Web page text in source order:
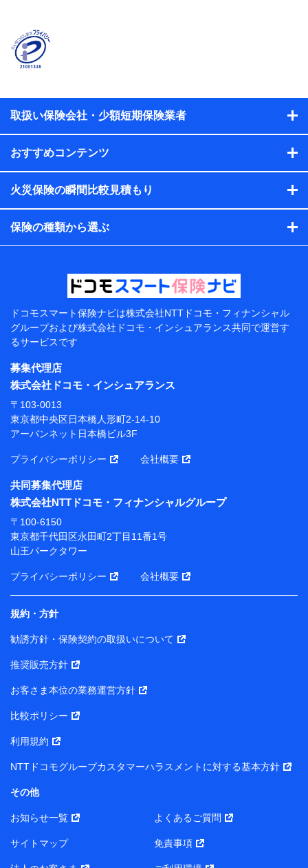
当社又は株式会社NTTドコモが提供する保険関連サービスに
おけるユーザ登録受付および管理のため
当社又は株式会社NTTドコモと取引のあるもしくは委託を受
れらに付帯、関連する当社、株式会社NTTドコモおよび提携
会社のサービスを案内、提供するため
析して、お客さまの趣味・嗜好・傾向に応じたサービス・商
各種セミナーの開催のため
コンサルティングサービスの実施のため
アンケートやキャンペーン等の実施のため
上記に係る案内・手続き・管理等付帯業務を行うため
当該個人データを取り扱う各共同利用者（詳細は次のと
東京都千代田区永田町2丁目11番1号 山王パークタワー
株式会社NTTドコモ 代表取締役社長 前田 義晃
東京都中央区日本橋人形町2-14-10 アーバンネット日
本橋ビル 3F
長 吉村 忠義
※ 当社および株式会社NTTドコモは、お客さまの情報
ソナルデータ憲章」に定める行動原則を順守します 。
※ パーソナルデータダッシュボードの「第三者提供の
管理」の設定状態にかかわらず、共同利用する場合があ
ります。
※ dポイントクラブ会員ではないお客さま（2019年12
月11日以降、一度もdポイントクラブ会員であったこと
がないお客さまに限る）に関する、2019年12月10日以
前に取得した個人データは、こちら の利用目的の範囲内
当社は株式会社NTTドコモ・フィナンシャルグループ
との間で、以下のとおり個人データを共同利用しま
す。
【共同して利用される利用データの項目】
当社または株式会社NTTドコモ・フィナンシャルグルー
の個人データ
基本情報
性、連絡先、dポイントサービスのご利用に関する情報。例
所、dポイント残高、dポイント利用履歴などが含まれます。
当社または株式会社NTTドコモ・フィナンシャルグループが
報。例として、当社または株式会社NTTドコモ・フィナンシ
取扱い保険会社・少額短期保険業者
おすすめコンテンツ
火災保険の瞬間比較見積もり
保険の種類から選ぶ
ドコモスマート保険ナビは株式会社NTTドコモ・フィナンシャル
グループおよび株式会社ドコモ・インシュアランス共同で運営す
るサービスです
募集代理店
株式会社ドコモ・インシュアランス
〒103-0013
東京都中央区日本橋人形町2-14-10
アーバンネット日本橋ビル3F
プライバシーポリシー 会社概要
共同募集代理店
株式会社NTTドコモ・フィナンシャルグループ
〒100-6150
東京都千代田区永田町2丁目11番1号
山王パークタワー
プライバシーポリシー 会社概要
規約・方針
勧誘方針・保険契約の取扱いについて
推奨販売方針
お客さま本位の業務運営方針
比較ポリシー
利用規約
NTTドコモグループカスタマーハラスメントに対する基本方針
その他
お知らせ一覧 よくあるご質問
サイトマップ 免責事項